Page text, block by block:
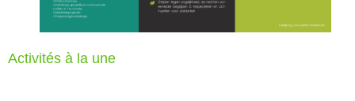
Activités à la une